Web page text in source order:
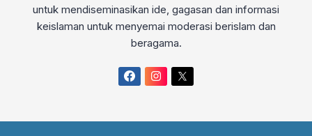
untuk mendiseminasikan ide, gagasan dan informasi
keislaman untuk menyemai moderasi berislam dan
beragama.